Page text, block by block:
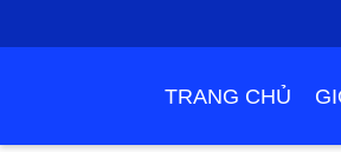
TRANG CHỦ